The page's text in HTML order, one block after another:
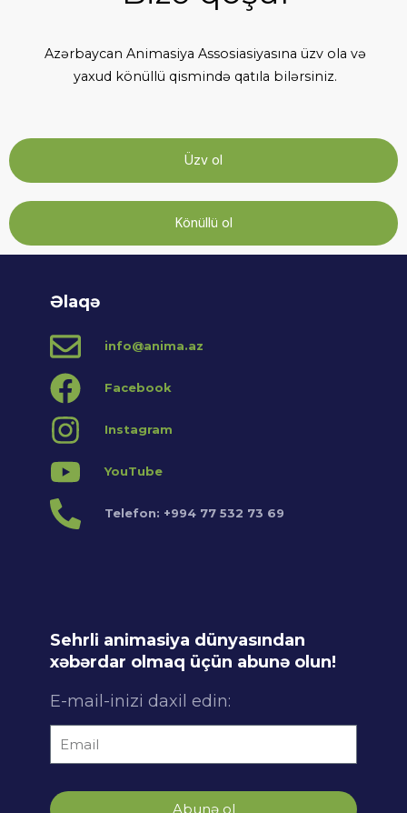
Azərbaycan Animasiya Assosiasiyasına üzv ola və
yaxud könüllü qismində qatıla bilərsiniz.
Üzv ol
Könüllü ol
Əlaqə
info@anima.az
Facebook
Instagram
YouTube
Telefon: +994 77 532 73 69
Sehrli animasiya dünyasından
xəbərdar olmaq üçün abunə olun!
E-mail-inizi daxil edin:
Abunə ol